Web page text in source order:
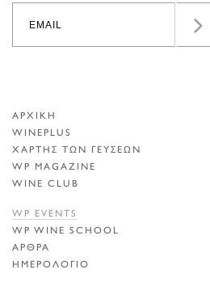
ΑΡΧΙΚΗ
WINEPLUS
ΧΑΡΤΗΣ ΤΩΝ ΓΕΥΣΕΩΝ
WP MAGAZINE
WINE CLUB
WP EVENTS
WP WINE SCHOOL
ΑΡΘΡΑ
ΗΜΕΡΟΛΟΓΙΟ